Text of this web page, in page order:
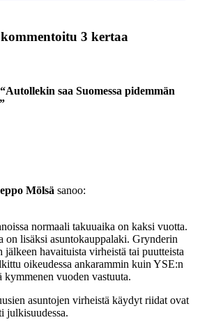
3 kertaa
saa Suomessa pidemmän
Mölsä sanoo:
normaali takuuaika on kaksi vuotta.
on lisäksi asuntokauppalaki. Grynderin
jälkeen havaituista virheistä tai puutteista
oikeudessa ankarammin kuin YSE:n
kymmenen vuoden vastuuta.
asuntojen virheistä käydyt riidat ovat
julkisuudessa.